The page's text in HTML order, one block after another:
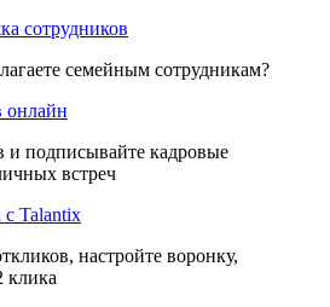
сотрудников
семейным сотрудникам?
онлайн
и подписывайте кадровые
встреч
с Talantix
настройте воронку,
клика